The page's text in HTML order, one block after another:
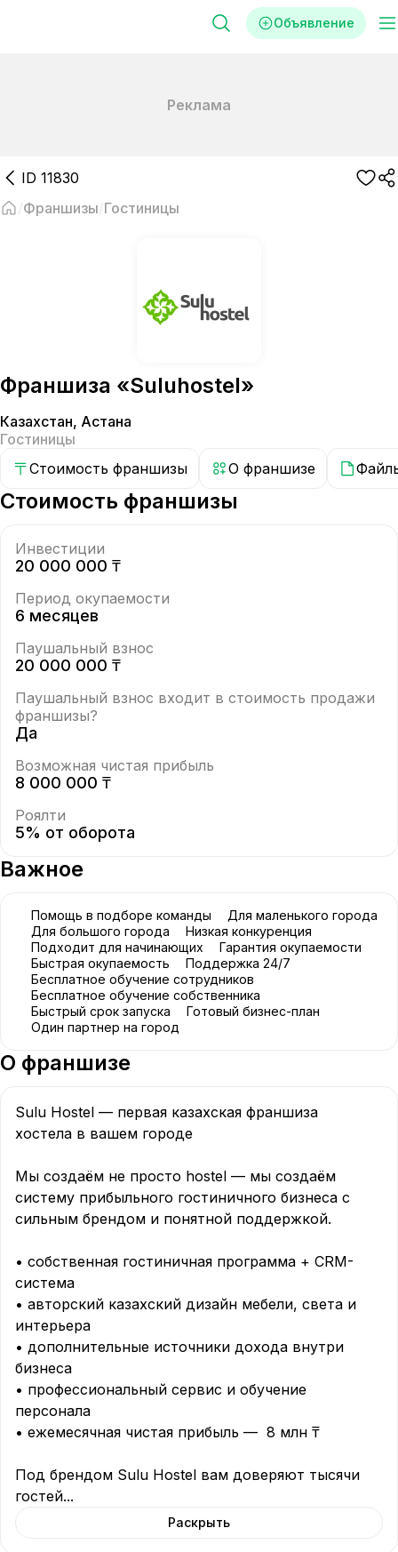
Объявление
Реклама
ID 11830
Франшизы Гостиницы
Франшиза «Suluhostel»
Казахстан, Астана
Гостиницы
Стоимость франшизы
О франшизе
Стоимость франшизы
Инвестиции
20 000 000 ₸
Период окупаемости
6 месяцев
Паушальный взнос
20 000 000 ₸
Паушальный взнос входит в стоимость продажи
франшизы?
Да
Возможная чистая прибыль
8 000 000 ₸
Роялти
5% от оборота
Важное
Помощь в подборе команды
Для маленького города
Для большого города
Низкая конкуренция
Подходит для начинающих
Гарантия окупаемости
Быстрая окупаемость
Поддержка 24/7
Бесплатное обучение сотрудников
Бесплатное обучение собственника
Быстрый срок запуска
Готовый бизнес-план
Один партнер на город
О франшизе
Sulu Hostel — первая казахская франшиза
хостела в вашем городе
Мы создаём не просто hostel — мы создаём
систему прибыльного гостиничного бизнеса с
сильным брендом и понятной поддержкой.
• собственная гостиничная программа + CRM-
система
• авторский казахский дизайн мебели, света и
интерьера
• дополнительные источники дохода внутри
бизнеса
• профессиональный сервис и обучение
персонала
• ежемесячная чистая прибыль —  8 млн ₸
Под брендом Sulu Hostel вам доверяют тысячи
гостей...
Раскрыть